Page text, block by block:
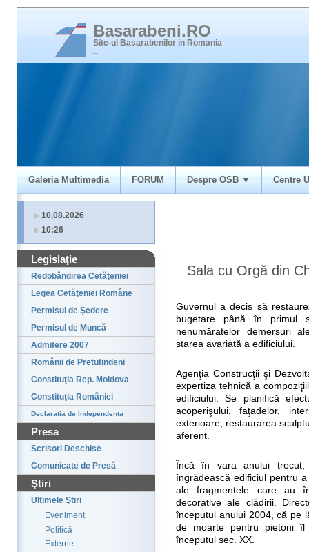
Basarabeni.RO
Site-ul Basarabenilor in Romania
Galeria Multimedia FORUM Despre OSB ▼ Centre
10.08.2026
10:26
Legislaţie
Redobândirea Cetăţeniei
Legea Cetăţeniei Române
Permisul de Şedere
Permisul de Muncă
Admitere 2007
Românii de Pretutindeni
Constituţia Rep. Moldova
Constituţia României
Declaratia de Independenta
Presa
Scrisori Deschise
Comunicate de Presă
Ştiri
Ultimele Ştiri
Eveniment
Politică
Externe
Sala cu Orgă din
Guvernul a decis să
bugetare până în primul
nenumăratelor demersuri
starea avariată a edificiului.
Agenţia Construcţii şi
expertiza tehnică a
edificiului. Se planifică
acoperişului, faţadelor,
exterioare, restaurarea
aferent.
Încă în vara anului
îngrădească edificiul pentru
ale fragmentele care au
decorative ale clădirii.
începutul anului 2004, că pe
de moarte pentru pietoni îl
începutul sec. XX.